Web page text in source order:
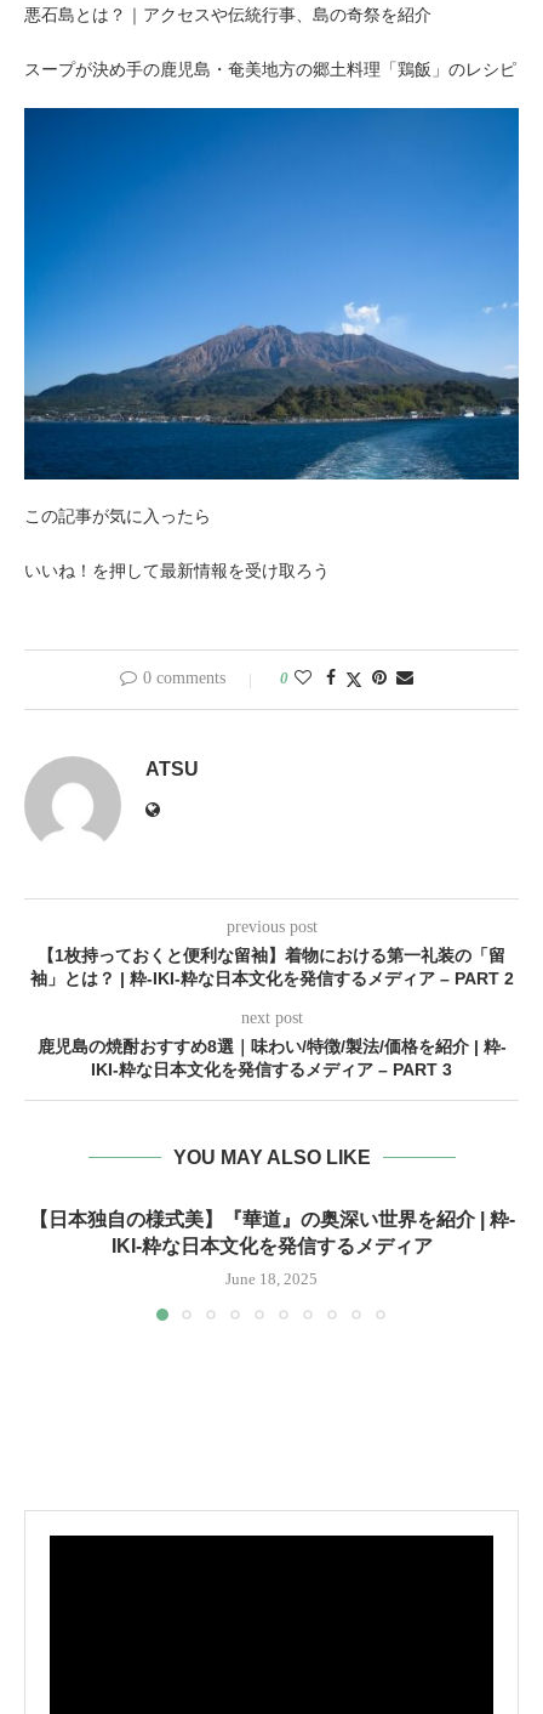
悪石島とは？｜アクセスや伝統行事、島の奇祭を紹介
スープが決め手の鹿児島・奄美地方の郷土料理「鶏飯」のレシピ
この記事が気に入ったら
いいね！を押して最新情報を受け取ろう
0 comments 0
ATSU
previous post
【1枚持っておくと便利な留袖】着物における第一礼装の「留
袖」とは？ | 粋-IKI-粋な日本文化を発信するメディア – PART 2
next post
鹿児島の焼酎おすすめ8選｜味わい/特徴/製法/価格を紹介 | 粋-
IKI-粋な日本文化を発信するメディア – PART 3
YOU MAY ALSO LIKE
【日本独自の様式美】『華道』の奥深い世界を紹介 | 粋-
IKI-粋な日本文化を発信するメディア
June 18, 2025